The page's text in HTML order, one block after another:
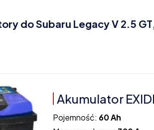
do Subaru Legacy V 2.5
Akumulator
Pojemność: 60 Ah